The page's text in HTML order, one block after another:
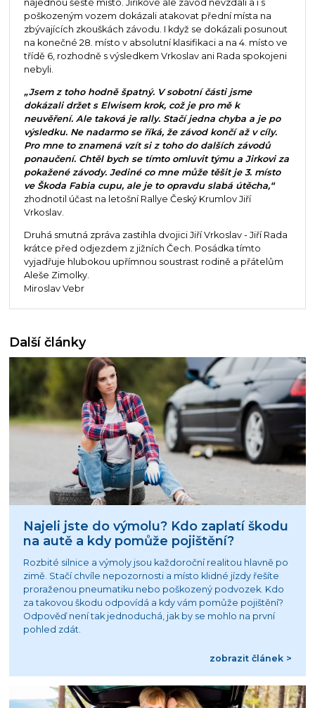
najednou šesté místo. Jiříkové ale závod nevzdali a i s
poškozeným vozem dokázali atakovat přední místa na
zbývajících zkouškách závodu. I když se dokázali posunout
na konečné 28. místo v absolutní klasifikaci a na 4. místo ve
třídě 6, rozhodně s výsledkem Vrkoslav ani Rada spokojeni
nebyli.
„Jsem z toho hodně špatný. V sobotní části jsme
dokázali držet s Elwisem krok, což je pro mě k
neuvěření. Ale taková je rally. Stačí jedna chyba a je po
výsledku. Ne nadarmo se říká, že závod končí až v cíly.
Pro mne to znamená vzít si z toho do dalších závodů
ponaučení. Chtěl bych se tímto omluvit týmu a Jirkovi za
pokažené závody. Jediné co mne může těšit je 3. místo
ve Škoda Fabia cupu, ale je to opravdu slabá útěcha,“
zhodnotil účast na letošní Rallye Český Krumlov Jiří
Vrkoslav.
Druhá smutná zpráva zastihla dvojici Jiří Vrkoslav - Jiří Rada
krátce před odjezdem z jižních Čech. Posádka tímto
vyjadřuje hlubokou upřímnou soustrast rodině a přátelům
Aleše Zimolky.
Miroslav Vebr
Další články
Najeli jste do výmolu? Kdo zaplatí škodu
na autě a kdy pomůže pojištění?
Rozbité silnice a výmoly jsou každoroční realitou hlavně po
zimě. Stačí chvíle nepozornosti a místo klidné jízdy řešíte
proraženou pneumatiku nebo poškozený podvozek. Kdo
za takovou škodu odpovídá a kdy vám pomůže pojištění?
Odpověď není tak jednoduchá, jak by se mohlo na první
pohled zdát.
zobrazit článek >